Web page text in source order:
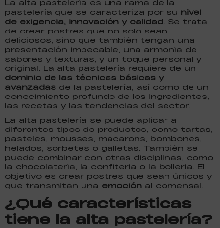
La alta pastelería es una rama de la
pastelería que se caracteriza por su nivel
de exigencia, innovación y calidad. Se trata
de crear postres que no solo sean
deliciosos, sino que también tengan una
presentación impecable, una armonía de
sabores y texturas, y un toque personal y
original. La alta pastelería requiere de un
dominio de las técnicas básicas y
avanzadas de la pastelería, así como de un
conocimiento profundo de los ingredientes,
las recetas y las tendencias del sector.
La alta pastelería se puede aplicar a
diferentes tipos de productos, como tartas,
pasteles, mousses, macarons, bombones,
helados, sorbetes o galletas. También se
puede combinar con otras disciplinas, como
la chocolatería, la confitería o la bollería. El
objetivo es crear postres que sean únicos y
que transmitan una emoción al comensal.
¿Qué características
tiene la alta pastelería?